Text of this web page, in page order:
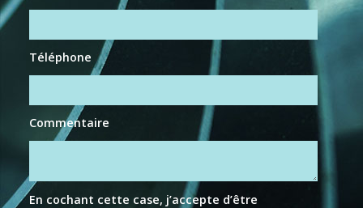
Téléphone
Commentaire
En cochant cette case, j’accepte d’être